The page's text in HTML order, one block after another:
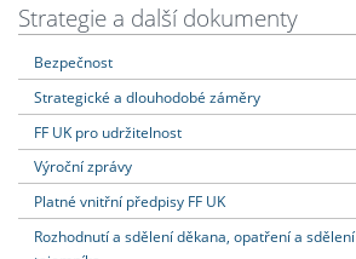
Dozvědět se více
Podat přihlášku
Dozvědět se více
Dozvědět se více
Dozvědět se více
Strategie a další dokumenty
Bezpečnost
Strategické a dlouhodobé záměry
FF UK pro udržitelnost
Výroční zprávy
Platné vnitřní předpisy FF UK
Rozhodnutí a sdělení děkana, opatření a sdělení